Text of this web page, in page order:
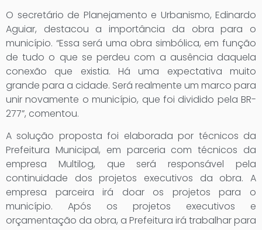
O secretário de Planejamento e Urbanismo, Edinardo
Aguiar, destacou a importância da obra para o
município. “Essa será uma obra simbólica, em função
de tudo o que se perdeu com a ausência daquela
conexão que existia. Há uma expectativa muito
grande para a cidade. Será realmente um marco para
unir novamente o município, que foi dividido pela BR-
277”, comentou.
A solução proposta foi elaborada por técnicos da
Prefeitura Municipal, em parceria com técnicos da
empresa Multilog, que será responsável pela
continuidade dos projetos executivos da obra. A
empresa parceira irá doar os projetos para o
município. Após os projetos executivos e
orçamentação da obra, a Prefeitura irá trabalhar para